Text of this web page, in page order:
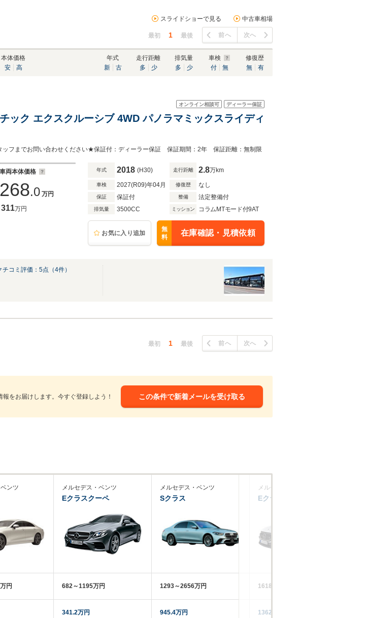
スライドショーで見る 中古車相場
最初 1 最後 前へ 次へ
本体価格
安
高
年式
新
古
走行距離
多
少
排気量
多
少
車検
付
無
修復歴
無
有
オンライン相談可 ディーラー保証
ック エクスクルーシブ 4WD パノラマミックスライディ
ッフまでお問い合わせください★保証付：ディーラー保証 保証期間：2年 保証距離：無制限
車両本体価格
268.0 万円
311万円
年式 2018 (H30) 走行距離 2.8万km
車検 2027(R09)年04月 修復歴 なし
保証 保証付 整備 法定整備付
排気量 3500CC ミッション コラムMTモード付9AT
お気に入り追加
無
料
在庫確認・見積依頼
チコミ評価： 5点（4件）
最初 1 最後 前へ 次へ
をお届けします。今すぐ登録しよう！ この条件で新着メールを受け取る
ンツ
円
メルセデス・ベンツ
Eクラスクーペ
682～1195万円
341.2万円
メルセデス・ベンツ
Sクラス
1293～2656万円
945.4万円
メルセデスＡＭＧ
Eクラス
1618～2105万円
1362万円